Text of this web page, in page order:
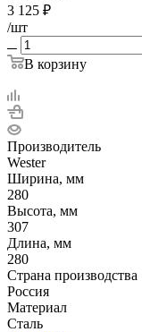
3 125 ₽
/шт
В корзину
Производитель
Wester
Ширина, мм
280
Высота, мм
307
Длина, мм
280
Страна производства
Россия
Материал
Сталь